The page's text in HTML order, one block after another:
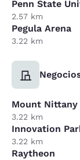
Penn State
2.57 km
Pegula Arena
3.22 km
Mount
3.22 km
Innovation
3.22 km
Raytheon